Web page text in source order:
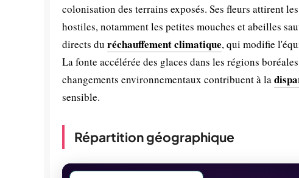
colonisation des terrains exposés. Ses fleurs attirent
hostiles, notamment les petites mouches et abeilles
directs du réchauffement climatique, qui modifie
La fonte accélérée des glaces dans les régions
changements environnementaux contribuent à la
sensible.
Répartition géographique